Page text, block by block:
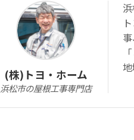
(株)トヨ・ホーム
浜松市の屋根工事専門店